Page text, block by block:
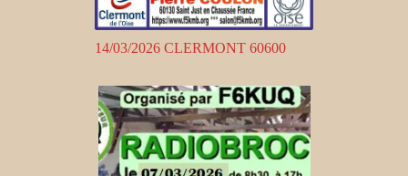
14/03/2026 CLERMONT 60600